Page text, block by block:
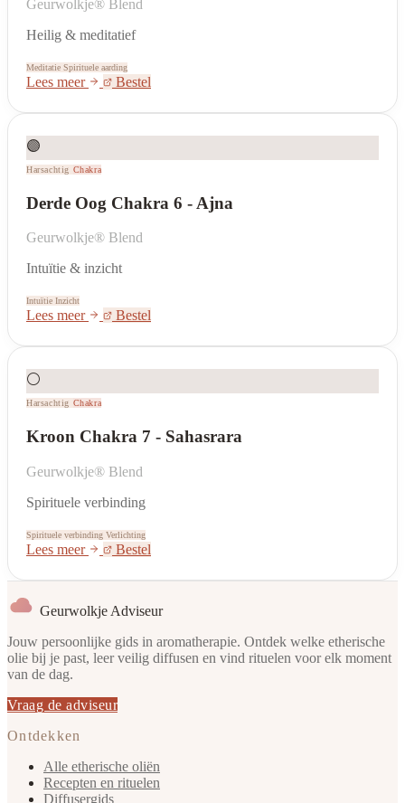
Geurwolkje® Blend
Heilig & meditatief
Meditatie Spirituele aarding
Lees meer Bestel
🟣
Harsachtig Chakra
Derde Oog Chakra 6 - Ajna
Geurwolkje® Blend
Intuïtie & inzicht
Intuïtie Inzicht
Lees meer Bestel
⚪
Harsachtig Chakra
Kroon Chakra 7 - Sahasrara
Geurwolkje® Blend
Spirituele verbinding
Spirituele verbinding Verlichting
Lees meer Bestel
Geurwolkje Adviseur
Jouw persoonlijke gids in aromatherapie. Ontdek welke etherische
olie bij je past, leer veilig diffusen en vind rituelen voor elk moment
van de dag.
Vraag de adviseur
Ontdekken
Alle etherische oliën
Recepten en rituelen
Diffusergids